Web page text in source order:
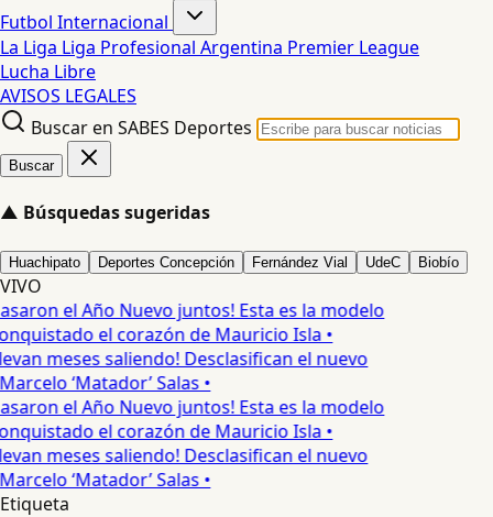
Futbol Internacional
La Liga Liga Profesional Argentina Premier League
Lucha Libre
AVISOS LEGALES
Buscar en SABES Deportes
Buscar
▲ Búsquedas sugeridas
Huachipato Deportes Concepción Fernández Vial UdeC Biobío
VIVO
el Año Nuevo juntos! Esta es la modelo
el corazón de Mauricio Isla •
meses saliendo! Desclasifican el nuevo
‘Matador’ Salas •
el Año Nuevo juntos! Esta es la modelo
el corazón de Mauricio Isla •
meses saliendo! Desclasifican el nuevo
‘Matador’ Salas •
Etiqueta